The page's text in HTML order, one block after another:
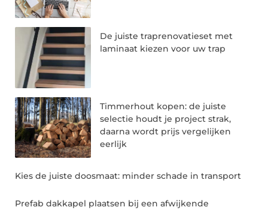
De juiste traprenovatieset met
laminaat kiezen voor uw trap
Timmerhout kopen: de juiste
selectie houdt je project strak,
daarna wordt prijs vergelijken
eerlijk
Kies de juiste doosmaat: minder schade in transport
Prefab dakkapel plaatsen bij een afwijkende